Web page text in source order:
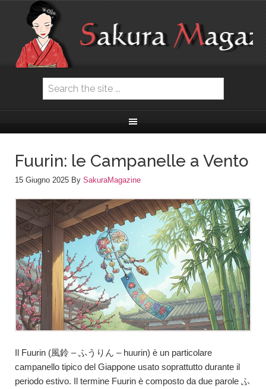
Fuurin: le Campanelle a Vento
15 Giugno 2025 By SakuraMagazine
Il Fuurin (風鈴 – ふうりん – huurin) è un particolare
campanello tipico del Giappone usato soprattutto durante il
periodo estivo. Il termine Fuurin è composto da due parole ふ